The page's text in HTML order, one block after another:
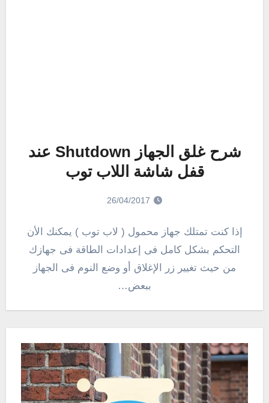
شرح غلق الجهاز Shutdown عند
قفل شاشة اللاب توب
26/04/2017
إذا كنت تمتلك جهاز محمول ( لاب توب ) يمكنك الأن
التحكم بشكل كامل فى إعدادات الطاقة فى جهازك
من حيث تغيير زر الإغلاق أو وضع النوم فى الجهاز
ببعض…